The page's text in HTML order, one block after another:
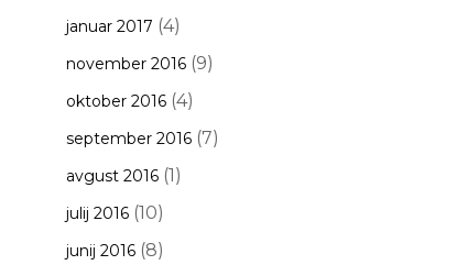
januar 2017 (4)
november 2016(9)
oktober 2016(4)
september 2016(7)
avgust 2016(1)
julij 2016(10)
junij 2016(8)